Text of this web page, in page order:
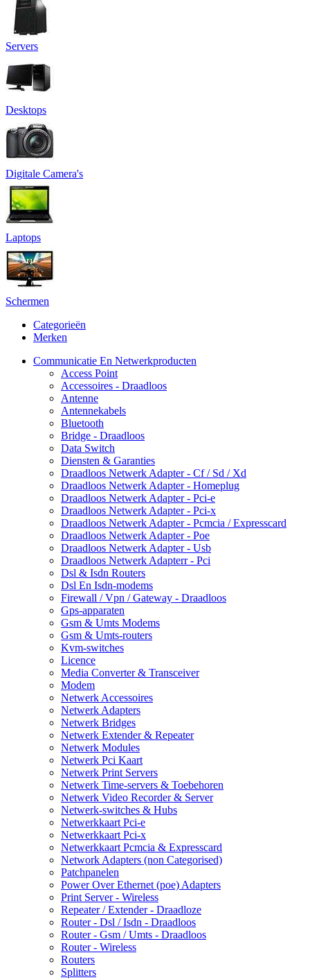
Servers
Desktops
Digitale Camera's
Laptops
Schermen
Categorieën
Merken
Communicatie En Netwerkproducten
Access Point
Accessoires - Draadloos
Antenne
Antennekabels
Bluetooth
Bridge - Draadloos
Data Switch
Diensten & Garanties
Draadloos Netwerk Adapter - Cf / Sd / Xd
Draadloos Netwerk Adapter - Homeplug
Draadloos Netwerk Adapter - Pci-e
Draadloos Netwerk Adapter - Pci-x
Draadloos Netwerk Adapter - Pcmcia / Expresscard
Draadloos Netwerk Adapter - Poe
Draadloos Netwerk Adapter - Usb
Draadloos Netwerk Adapterr - Pci
Dsl & Isdn Routers
Dsl En Isdn-modems
Firewall / Vpn / Gateway - Draadloos
Gps-apparaten
Gsm & Umts Modems
Gsm & Umts-routers
Kvm-switches
Licence
Media Converter & Transceiver
Modem
Netwerk Accessoires
Netwerk Adapters
Netwerk Bridges
Netwerk Extender & Repeater
Netwerk Modules
Netwerk Pci Kaart
Netwerk Print Servers
Netwerk Time-servers & Toebehoren
Netwerk Video Recorder & Server
Netwerk-switches & Hubs
Netwerkkaart Pci-e
Netwerkkaart Pci-x
Netwerkkaart Pcmcia & Expresscard
Network Adapters (non Categorised)
Patchpanelen
Power Over Ethernet (poe) Adapters
Print Server - Wireless
Repeater / Extender - Draadloze
Router - Dsl / Isdn - Draadloos
Router - Gsm / Umts - Draadloos
Router - Wireless
Routers
Splitters